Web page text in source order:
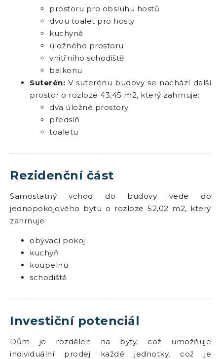
prostoru pro obsluhu hostů
dvou toalet pro hosty
kuchyně
úložného prostoru
vnitřního schodiště
balkonu
Suterén: V suterénu budovy se nachází další
prostor o rozloze 43,45 m2, který zahrnuje:
dva úložné prostory
předsíň
toaletu
Rezidenční část
Samostatný vchod do budovy vede do
jednopokojového bytu o rozloze 52,02 m2, který
zahrnuje:
obývací pokoj
kuchyň
koupelnu
schodiště
Investiční potenciál
Dům je rozdělen na byty, což umožňuje
individuální prodej každé jednotky, což je